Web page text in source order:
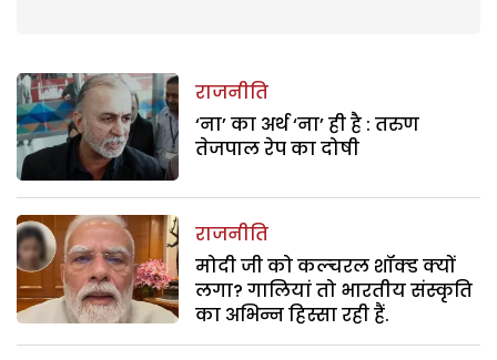
राजनीति
‘ना’ का अर्थ ‘ना’ ही है : तरुण
तेजपाल रेप का दोषी
राजनीति
मोदी जी को कल्चरल शॉक्ड क्यों
लगा? गालियां तो भारतीय संस्कृति
का अभिन्न हिस्सा रही हैं.